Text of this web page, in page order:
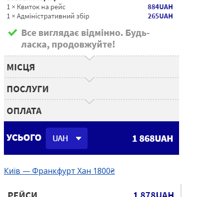
Київ — Франкфурт Хан 1800₴